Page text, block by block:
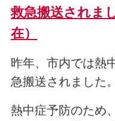
救急搬送されま
在）
昨年、市内では熱
急搬送されました。
熱中症予防のため